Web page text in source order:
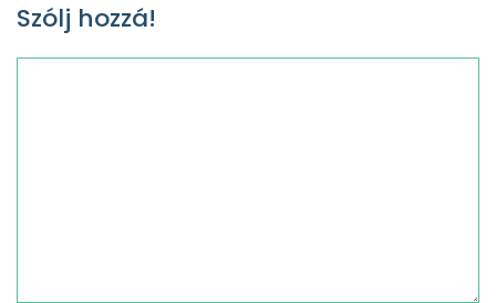
Szólj hozzá!